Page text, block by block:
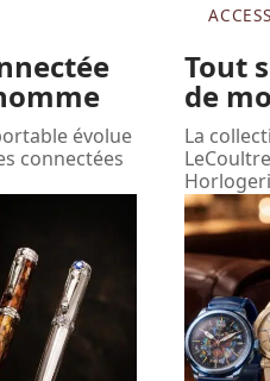
évolue
connectées
Tout
de
La